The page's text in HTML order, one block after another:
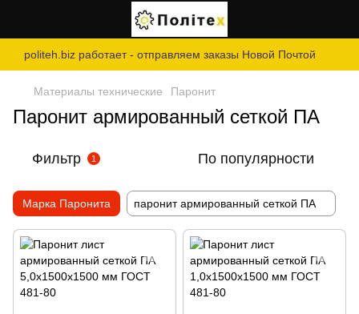
politeh.biz работает - отправляем заказы Новой Почтой
Материалы технические Паронит
Паронит армированный сеткой ПА
Фильтр 1 По популярности
Марка Паронита паронит армированный сеткой ПА